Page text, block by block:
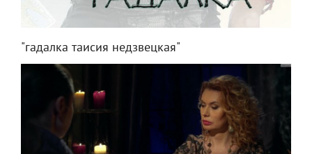
"гадалка таисия недзвецкая"